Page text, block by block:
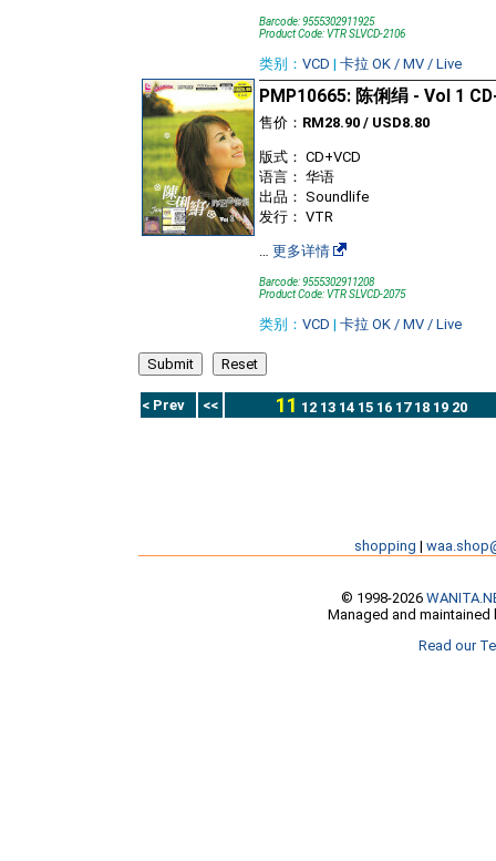
Barcode: 9555302911925
Product Code: VTR SLVCD-2106
类别： VCD | 卡拉 OK / MV / Live
PMP10665: 陈俐绢 - Vol 1
售价： RM28.90 / USD8.80
版式： CD+VCD
语言： 华语
出品： Soundlife
发行： VTR
… 更多详情
Barcode: 9555302911208
Product Code: VTR SLVCD-2075
类别： VCD | 卡拉 OK / MV / Live
< Prev << 11 12 13 14 15 16 17 18 19 20
shopping |
© 1998-2026
Managed and maintained
Read our